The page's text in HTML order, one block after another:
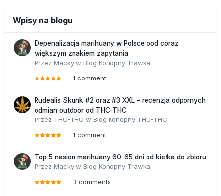
Wpisy na blogu
Depenalizacja marihuany w Polsce pod coraz
większym znakiem zapytania
Przez Macky w Blog Konopny Trawka
1 comment
Rudealis Skunk #2 oraz #3 XXL – recenzja odpornych
odmian outdoor od THC-THC
Przez THC-THC w Blog Konopny THC-THC
1 comment
Top 5 nasion marihuany 60-65 dni od kiełka do zbioru
Przez Macky w Blog Konopny Trawka
3 comments